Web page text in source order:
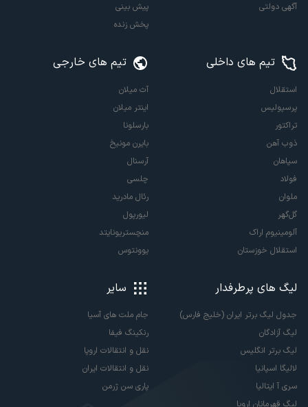
آگهی دولتی
پیش بینی
پخش زنده
تیم های داخلی
استقلال
پرسپولیس
تراکتور
ذوب آهن
سپاهان
فولاد
ملوان
گل‌گهر
آلومینیوم اراک
استقلال خوزستان
تیم های خارجی
آث میلان
اینتر میلان
بارسلونا
بایرن مونیخ
آرسنال
چلسی
رئال مادرید
لیورپول
منچستریونایتد
یوونتوس
لیگ های پرطرفدار
جدول لیگ برتر ایران (خلیج فارس)
لیگ آزادگان
لیگ برتر انگلیس
لالیگا اسپانیا
سری آ ایتالیا
لیگ قهرمانان اروپا
سایر
جام ملت های آسیا
رنکینگ فیفا
نقل و انتقالات اروپا
نقل و انتقالات ایران
پاری سن ژرمن